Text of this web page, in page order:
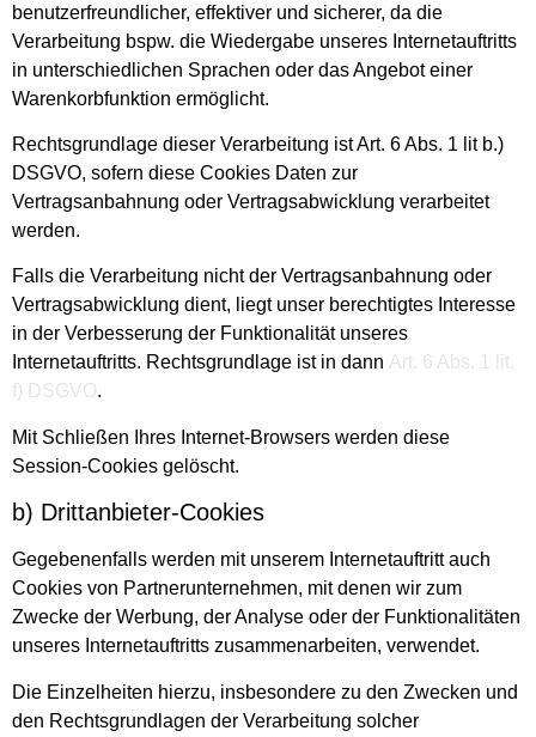
benutzerfreundlicher, effektiver und sicherer, da die
Verarbeitung bspw. die Wiedergabe unseres Internetauftritts
in unterschiedlichen Sprachen oder das Angebot einer
Warenkorbfunktion ermöglicht.
Rechtsgrundlage dieser Verarbeitung ist Art. 6 Abs. 1 lit b.)
DSGVO, sofern diese Cookies Daten zur
Vertragsanbahnung oder Vertragsabwicklung verarbeitet
werden.
Falls die Verarbeitung nicht der Vertragsanbahnung oder
Vertragsabwicklung dient, liegt unser berechtigtes Interesse
in der Verbesserung der Funktionalität unseres
Internetauftritts. Rechtsgrundlage ist in dann Art. 6 Abs. 1 lit.
f) DSGVO.
Mit Schließen Ihres Internet-Browsers werden diese
Session-Cookies gelöscht.
b) Drittanbieter-Cookies
Gegebenenfalls werden mit unserem Internetauftritt auch
Cookies von Partnerunternehmen, mit denen wir zum
Zwecke der Werbung, der Analyse oder der Funktionalitäten
unseres Internetauftritts zusammenarbeiten, verwendet.
Die Einzelheiten hierzu, insbesondere zu den Zwecken und
den Rechtsgrundlagen der Verarbeitung solcher